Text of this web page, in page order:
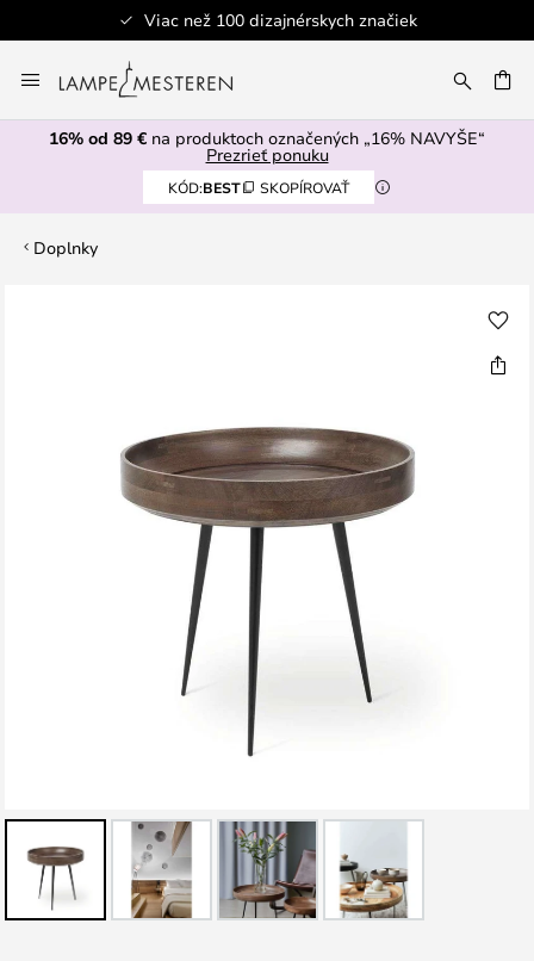
Viac než 100 dizajnérskych značiek
to
Content
16% od 89 € na produktoch označených „16% NAVYŠE“
Prezrieť ponuku
KÓD:BEST SKOPÍROVAŤ
Doplnky